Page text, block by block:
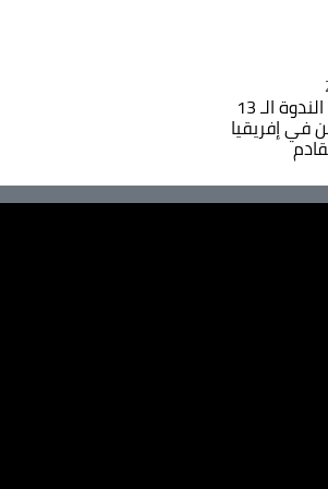
الجزائر تستضيف الندوة الـ 13
في إفريقيا